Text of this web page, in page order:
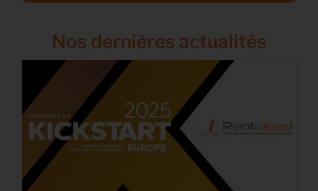
Nos dernières actualités